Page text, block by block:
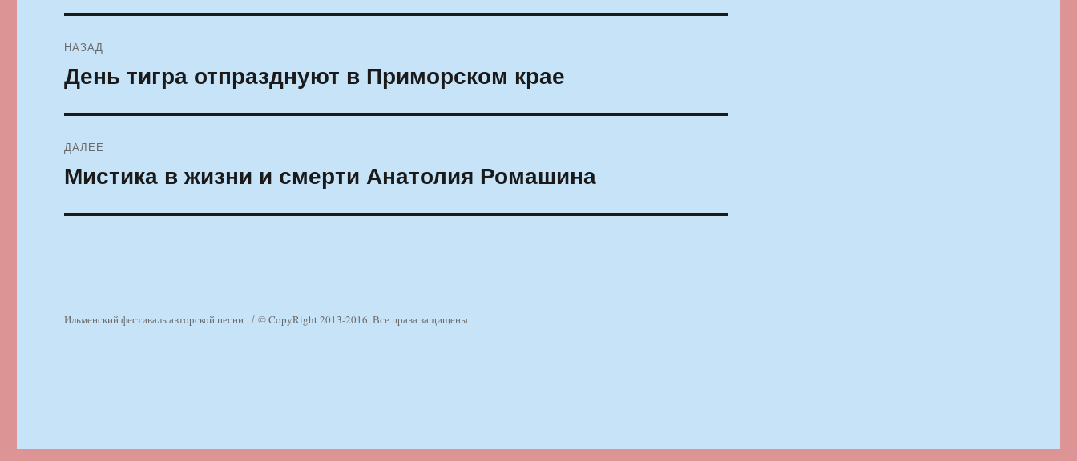
по
НАЗАД
Предыдущая
запись:
День тигра отпразднуют в Приморском крае
ДАЛЕЕ
Следующая
Мистика в жизни и смерти Анатолия Ромашина
Ильменский фестиваль авторской песни © CopyRight 2013-2016. Все права защищены